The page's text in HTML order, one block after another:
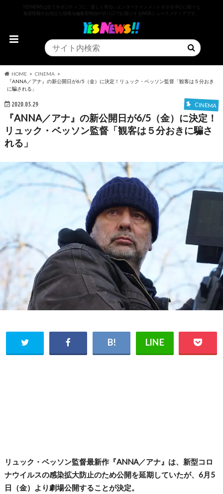
YESNEWSは全てをポジティブに、楽しく明るいエンターテインメントネタを中心に様々な
最新情報やお役立ち情報を編集部独自の切り口でお届けするWEBニュースメディアです。
HOME
CINEMA
『ANNA／アナ』の新公開日が6/5（金）に決定！リュック・ベッソン監督「観客は５分おき
に騙される」
2020.05.29 CINEMA
『ANNA／アナ』の新公開日が6/5（金）に決定！
リュック・ベッソン監督「観客は５分おきに騙さ
れる」
リュック・ベッソン監督最新作『ANNA／アナ』は、新型コロ
ナウイルスの感染拡大防止のため公開を延期していたが、6月5
日（金）より劇場公開することが決定。